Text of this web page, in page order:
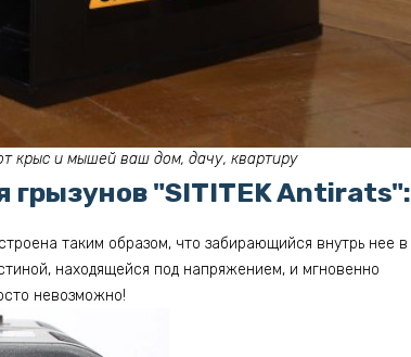
крыс и мышей ваш дом, дачу, квартиру
"SITITEK Antirats":
таким образом, что забирающийся внутрь нее в
находящейся под напряжением, и мгновенно
невозможно!